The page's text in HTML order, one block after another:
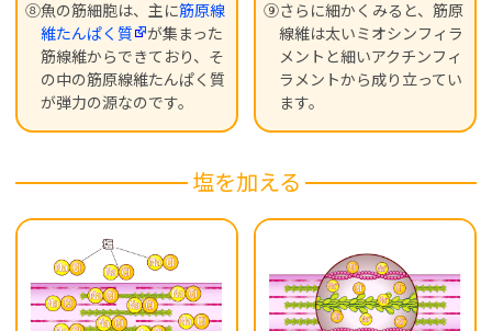
⑧魚の筋細胞は、主に筋原線
維たんぱく質
が集まった
筋線維からできており、そ
の中の筋原線維たんぱく質
が弾力の源なのです。
⑨さらに細かくみると、筋原
線維は太いミオシンフィラ
メントと細いアクチンフィ
ラメントから成り立ってい
ます。
塩を加える